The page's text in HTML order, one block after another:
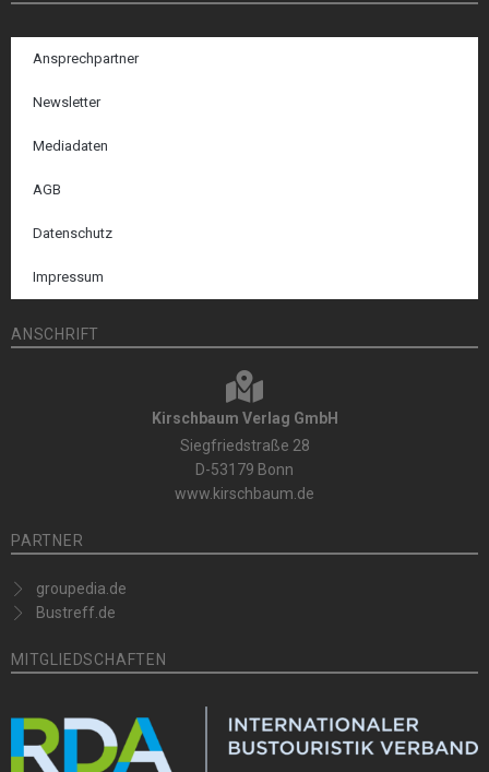
Ansprechpartner
Newsletter
Mediadaten
AGB
Datenschutz
Impressum
ANSCHRIFT
Kirschbaum Verlag GmbH
Siegfriedstraße 28
D-53179 Bonn
www.kirschbaum.de
PARTNER
groupedia.de
Bustreff.de
MITGLIEDSCHAFTEN